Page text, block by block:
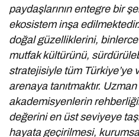
paydaşlarının entegre bir
ekosistem inşa
doğal güzelliklerini, binlerce
mutfak kültürünü,
stratejisiyle tüm Türkiye’ye
arenaya tanıtmaktır.
akademisyenlerin
değerini en üst seviyeye
hayata geçirilmesi,